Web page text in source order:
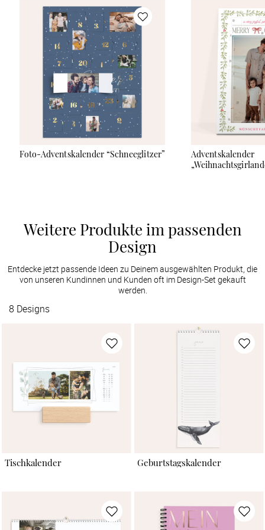
persönlicher Gruß hinter den Türchen. Nach der
Weihnachtszeit kann die Fotocollage als eigenständiges
Poster weiterverwendet werden. Hinweis: Der Adventskalender
(Kartonage mit Türchen und Fotoposter) kann ganz einfach
zuhause zusammengebastelt werden.
Foto-Adventskalender “Schneeglitzer”
Adventskalender
Weitere Produkte im passenden
Design
Entdecke jetzt passende Ideen zu Deinem ausgewählten Produkt, die
von unseren Kundinnen und Kunden oft im Design-Set gekauft
werden.
8 Designs
Tischkalender Geburtstagskalender